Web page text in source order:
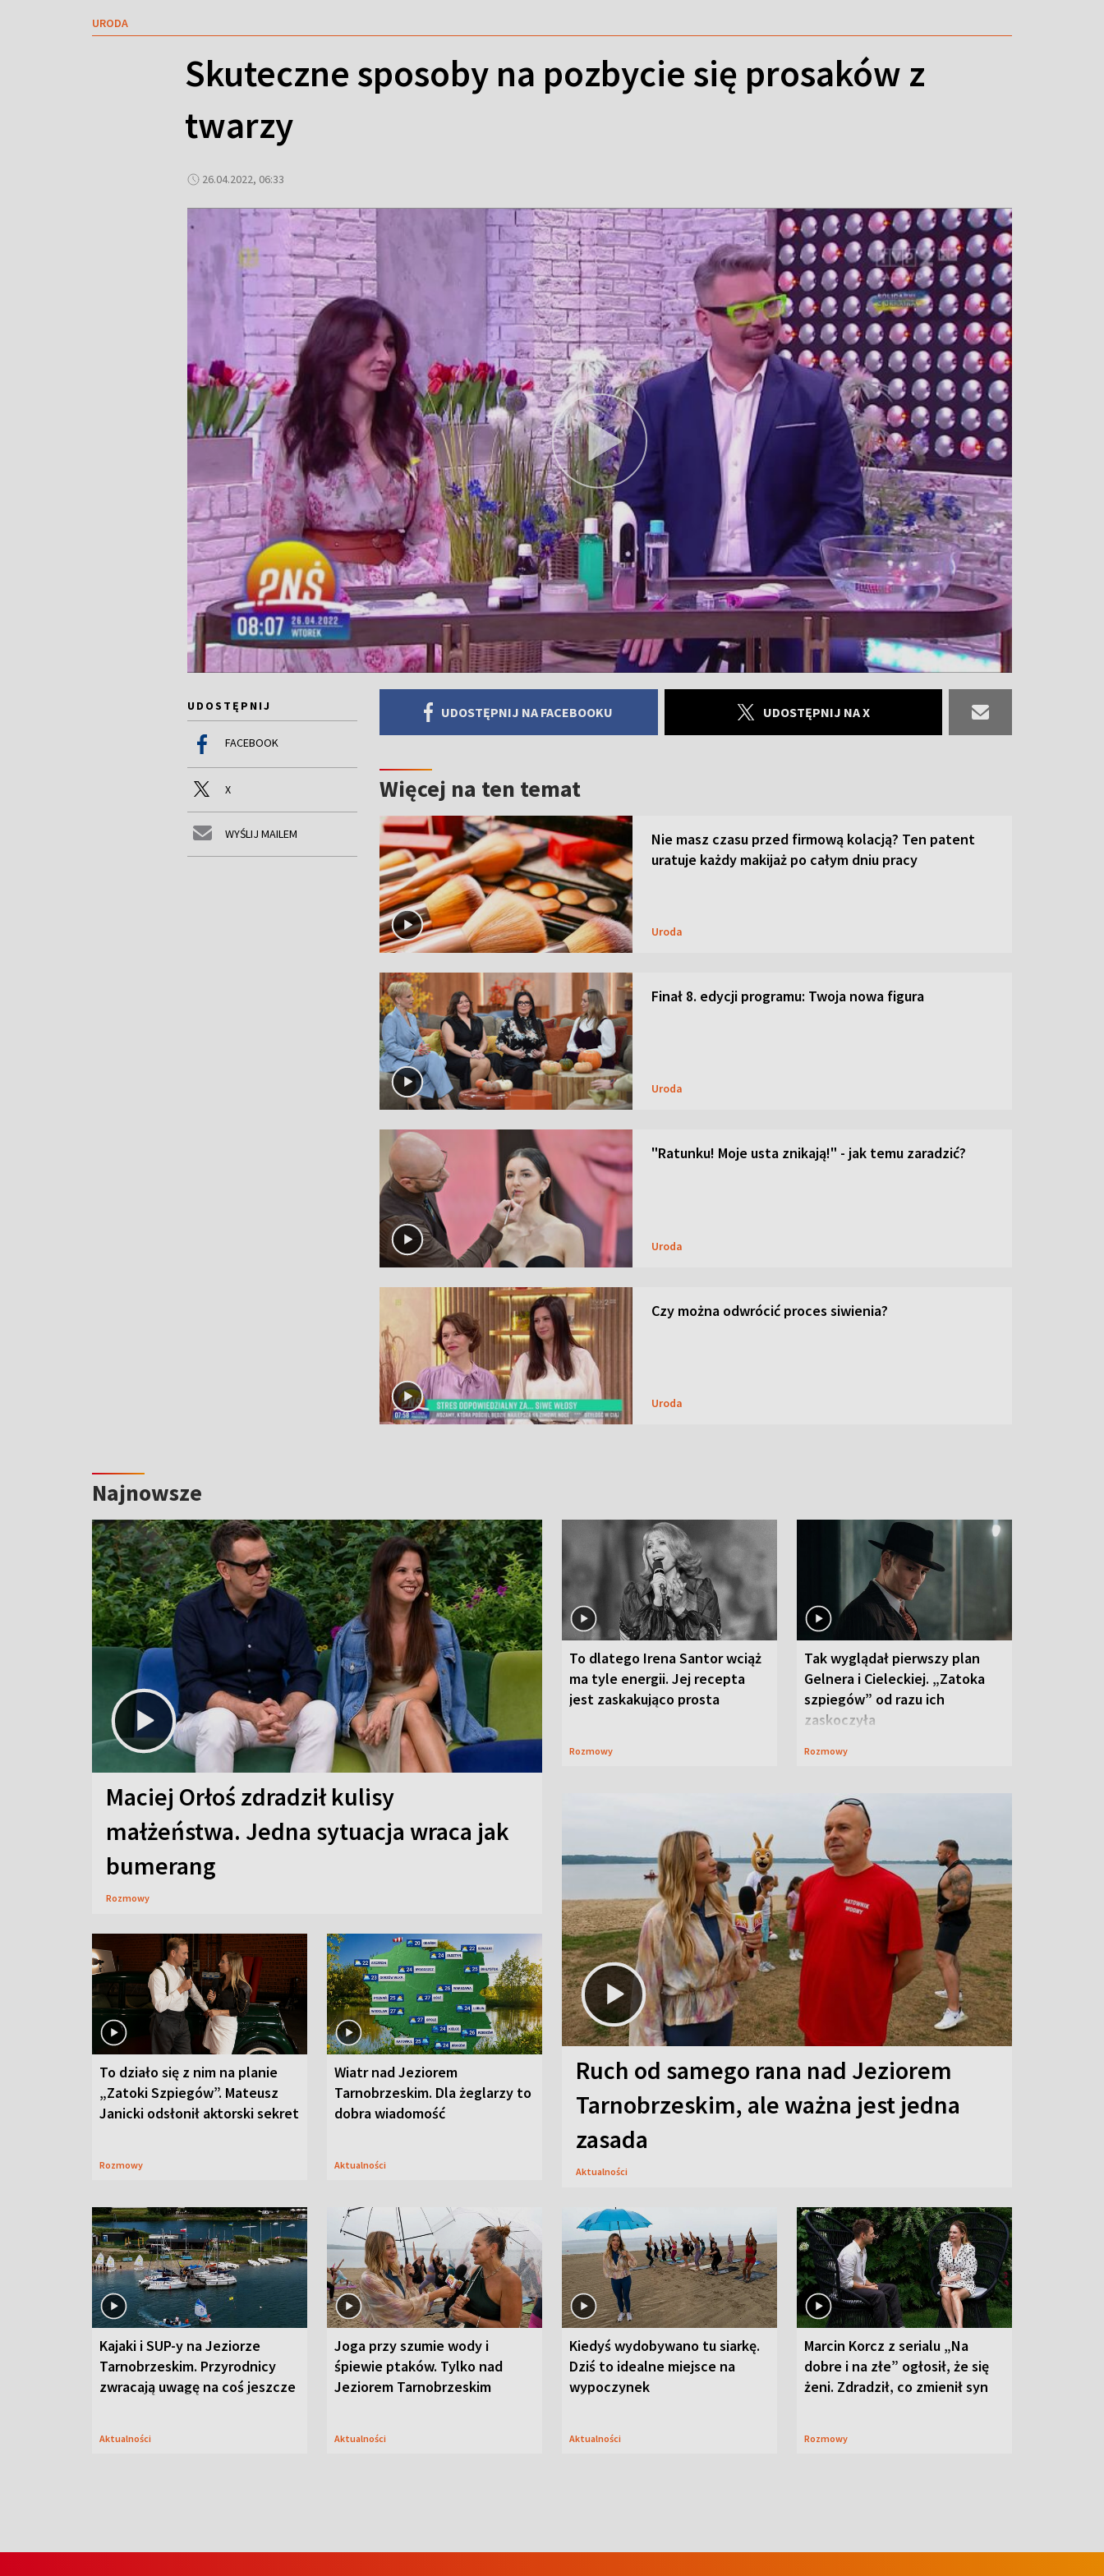
URODA
Skuteczne sposoby na pozbycie się prosaków z
twarzy
26.04.2022, 06:33
UDOSTĘPNIJ
FACEBOOK
X
WYŚLIJ MAILEM
UDOSTĘPNIJ NA FACEBOOKU UDOSTĘPNIJ NA X
Więcej na ten temat
Nie masz czasu przed firmową kolacją? Ten patent
uratuje każdy makijaż po całym dniu pracy
Uroda
Finał 8. edycji programu: Twoja nowa figura
Uroda
"Ratunku! Moje usta znikają!" - jak temu zaradzić?
Uroda
Czy można odwrócić proces siwienia?
Uroda
Najnowsze
Maciej Orłoś zdradził kulisy
małżeństwa. Jedna sytuacja wraca jak
bumerang
Rozmowy
To dlatego Irena Santor wciąż
ma tyle energii. Jej recepta
jest zaskakująco prosta
Rozmowy
Tak wyglądał pierwszy plan
Gelnera i Cieleckiej. „Zatoka
szpiegów” od razu ich
zaskoczyła
Rozmowy
To działo się z nim na planie
„Zatoki Szpiegów”. Mateusz
Janicki odsłonił aktorski sekret
Rozmowy
Wiatr nad Jeziorem
Tarnobrzeskim. Dla żeglarzy to
dobra wiadomość
Aktualności
Ruch od samego rana nad Jeziorem
Tarnobrzeskim, ale ważna jest jedna
zasada
Aktualności
Kajaki i SUP-y na Jeziorze
Tarnobrzeskim. Przyrodnicy
zwracają uwagę na coś jeszcze
Aktualności
Joga przy szumie wody i
śpiewie ptaków. Tylko nad
Jeziorem Tarnobrzeskim
Aktualności
Kiedyś wydobywano tu siarkę.
Dziś to idealne miejsce na
wypoczynek
Aktualności
Marcin Korcz z serialu „Na
dobre i na złe” ogłosił, że się
żeni. Zdradził, co zmienił syn
Rozmowy